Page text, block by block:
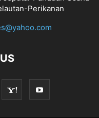
Perikanan